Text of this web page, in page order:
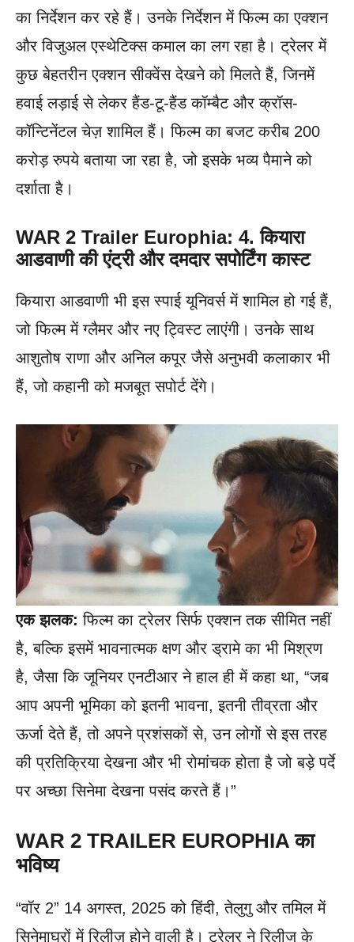
का निर्देशन कर रहे हैं। उनके निर्देशन में फिल्म का एक्शन
और विजुअल एस्थेटिक्स कमाल का लग रहा है। ट्रेलर में
कुछ बेहतरीन एक्शन सीक्वेंस देखने को मिलते हैं, जिनमें
हवाई लड़ाई से लेकर हैंड-टू-हैंड कॉम्बैट और क्रॉस-
कॉन्टिनेंटल चेज़ शामिल हैं। फिल्म का बजट करीब 200
करोड़ रुपये बताया जा रहा है, जो इसके भव्य पैमाने को
दर्शाता है।
WAR 2 Trailer Europhia: 4. कियारा
आडवाणी की एंट्री और दमदार सपोर्टिंग कास्ट
कियारा आडवाणी भी इस स्पाई यूनिवर्स में शामिल हो गई हैं,
जो फिल्म में ग्लैमर और नए ट्विस्ट लाएंगी। उनके साथ
आशुतोष राणा और अनिल कपूर जैसे अनुभवी कलाकार भी
हैं, जो कहानी को मजबूत सपोर्ट देंगे।
एक झलक: फिल्म का ट्रेलर सिर्फ एक्शन तक सीमित नहीं
है, बल्कि इसमें भावनात्मक क्षण और ड्रामे का भी मिश्रण
है, जैसा कि जूनियर एनटीआर ने हाल ही में कहा था, “जब
आप अपनी भूमिका को इतनी भावना, इतनी तीव्रता और
ऊर्जा देते हैं, तो अपने प्रशंसकों से, उन लोगों से इस तरह
की प्रतिक्रिया देखना और भी रोमांचक होता है जो बड़े पर्दे
पर अच्छा सिनेमा देखना पसंद करते हैं।”
WAR 2 TRAILER EUROPHIA का
भविष्य
“वॉर 2” 14 अगस्त, 2025 को हिंदी, तेलुगु और तमिल में
सिनेमाघरों में रिलीज़ होने वाली है। ट्रेलर ने रिलीज के